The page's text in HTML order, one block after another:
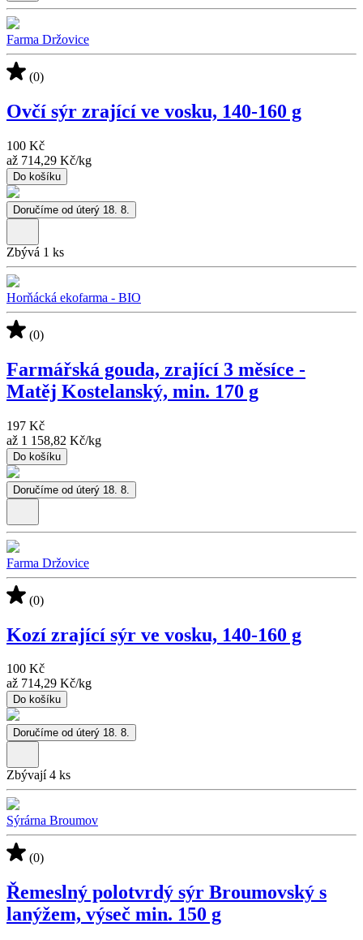
Farma Držovice
(0)
Ovčí sýr zrající ve vosku, 140-160 g
100 Kč
až 714,29 Kč/kg
Do košíku
Doručíme od úterý 18. 8.
Zbývá 1 ks
Horňácká ekofarma - BIO
(0)
Farmářská gouda, zrající 3 měsíce -
Matěj Kostelanský, min. 170 g
197 Kč
až 1 158,82 Kč/kg
Do košíku
Doručíme od úterý 18. 8.
Farma Držovice
(0)
Kozí zrající sýr ve vosku, 140-160 g
100 Kč
až 714,29 Kč/kg
Do košíku
Doručíme od úterý 18. 8.
Zbývají 4 ks
Sýrárna Broumov
(0)
Řemeslný polotvrdý sýr Broumovský s
lanýžem, výseč min. 150 g